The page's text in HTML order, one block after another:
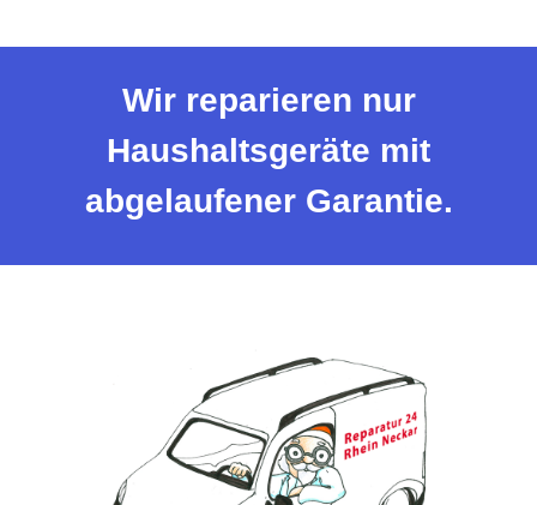
Wir reparieren nur
Haushaltsgeräte mit
abgelaufener Garantie.